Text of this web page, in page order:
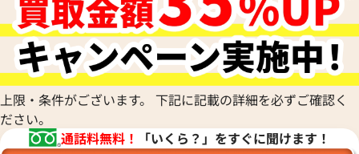
上限・条件がございます。 下記に記載の詳細を必ずご確認く
ださい。
通話料無料！
「いくら？」をすぐに聞けます！